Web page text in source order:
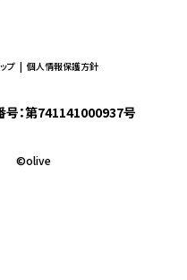
プ 個人情報保護方針
号：第741141000937号
©︎olive